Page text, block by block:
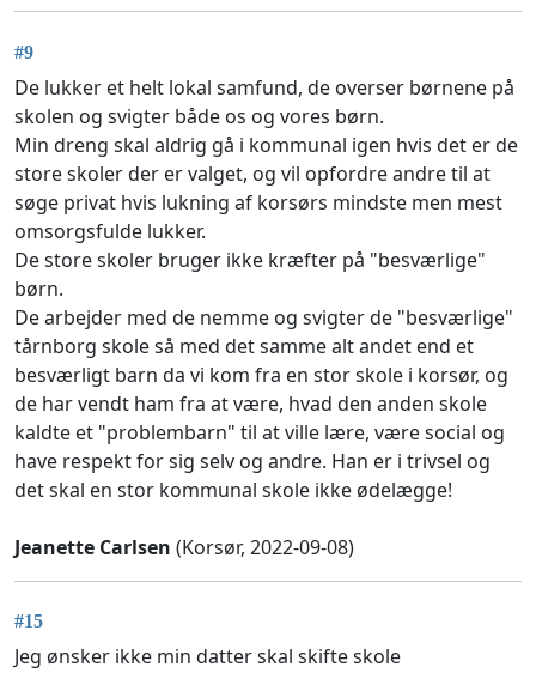
#9
De lukker et helt lokal samfund, de overser børnene på
skolen og svigter både os og vores børn.
Min dreng skal aldrig gå i kommunal igen hvis det er de
store skoler der er valget, og vil opfordre andre til at
søge privat hvis lukning af korsørs mindste men mest
omsorgsfulde lukker.
De store skoler bruger ikke kræfter på "besværlige"
børn.
De arbejder med de nemme og svigter de "besværlige"
tårnborg skole så med det samme alt andet end et
besværligt barn da vi kom fra en stor skole i korsør, og
de har vendt ham fra at være, hvad den anden skole
kaldte et "problembarn" til at ville lære, være social og
have respekt for sig selv og andre. Han er i trivsel og
det skal en stor kommunal skole ikke ødelægge!
Jeanette Carlsen (Korsør, 2022-09-08)
#15
Jeg ønsker ikke min datter skal skifte skole